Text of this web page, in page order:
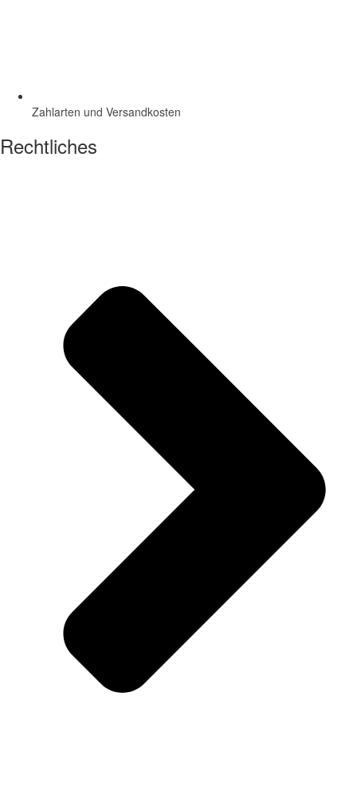
Zahlarten und Versandkosten
Rechtliches